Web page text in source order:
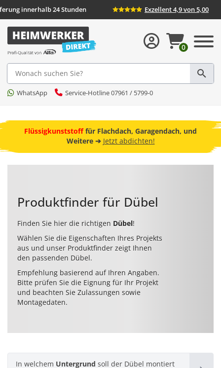
Lieferung innerhalb 24 Stunden Exzellent
Suche
WhatsApp Service-Hotline 07961 / 5799-0
0
Flüssigkunststofffür Flachdach, Garagendach, und
Weitere ➔ Jetzt abdichten!
Produktfinder für Dübel
Finden Sie hier die richtigen Dübel!
Wählen Sie die Eigenschaften Ihres Projekts
aus und unser Produktfinder zeigt Ihnen
den passenden Dübel.
Empfehlung basierend auf Ihren Angaben.
Bitte prüfen Sie die Eignung für Ihr Projekt
und beachten Sie Zulassungen sowie
Montagedaten.
In welchem Untergrund soll der Dübel montiert